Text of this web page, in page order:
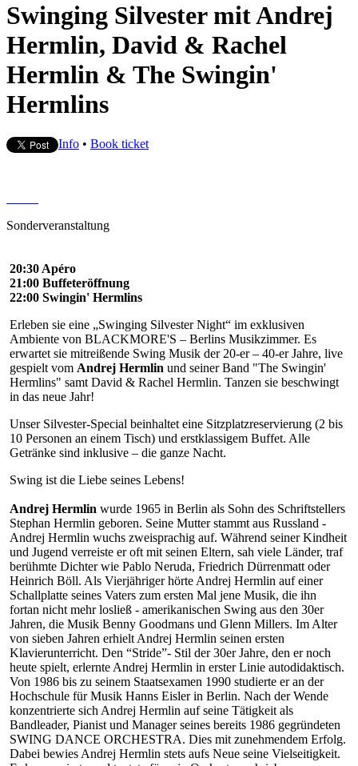
Swinging Silvester mit Andrej
Hermlin, David & Rachel
Hermlin & The Swingin'
Hermlins
Info • Book ticket
Sonderveranstaltung
20:30 Apéro
21:00 Buffeteröffnung
22:00 Swingin' Hermlins
Erleben sie eine „Swinging Silvester Night“ im exklusiven
Ambiente von BLACKMORE'S – Berlins Musikzimmer. Es
erwartet sie mitreißende Swing Musik der 20-er – 40-er Jahre, live
gespielt vom Andrej Hermlin und seiner Band "The Swingin'
Hermlins" samt David & Rachel Hermlin. Tanzen sie beschwingt
in das neue Jahr!
Unser Silvester-Special beinhaltet eine Sitzplatzreservierung (2 bis
10 Personen an einem Tisch) und erstklassigem Buffet. Alle
Getränke sind inklusive – die ganze Nacht.
Swing ist die Liebe seines Lebens!
Andrej Hermlin wurde 1965 in Berlin als Sohn des Schriftstellers
Stephan Hermlin geboren. Seine Mutter stammt aus Russland -
Andrej Hermlin wuchs zweisprachig auf. Während seiner Kindheit
und Jugend verreiste er oft mit seinen Eltern, sah viele Länder, traf
berühmte Dichter wie Pablo Neruda, Friedrich Dürrenmatt oder
Heinrich Böll. Als Vierjähriger hörte Andrej Hermlin auf einer
Schallplatte seines Vaters zum ersten Mal jene Musik, die ihn
fortan nicht mehr losließ - amerikanischen Swing aus den 30er
Jahren, die Musik Benny Goodmans und Glenn Millers. Im Alter
von sieben Jahren erhielt Andrej Hermlin seinen ersten
Klavierunterricht. Den “Stride”- Stil der 30er Jahre, den er noch
heute spielt, erlernte Andrej Hermlin in erster Linie autodidaktisch.
Von 1986 bis zu seinem Staatsexamen 1990 studierte er an der
Hochschule für Musik Hanns Eisler in Berlin. Nach der Wende
konzentrierte sich Andrej Hermlin auf seine Tätigkeit als
Bandleader, Pianist und Manager seines bereits 1986 gegründeten
SWING DANCE ORCHESTRA. Dies mit zunehmendem Erfolg.
Dabei bewies Andrej Hermlin stets aufs Neue seine Vielseitigkeit.